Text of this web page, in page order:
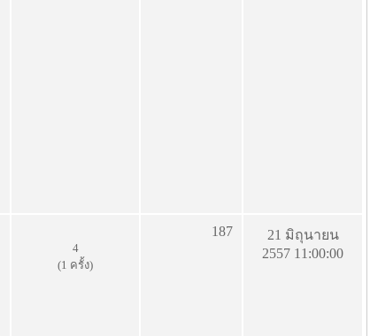
4
(1 ครั้ง)
187
21 มิถุนายน
2557 11:00:00